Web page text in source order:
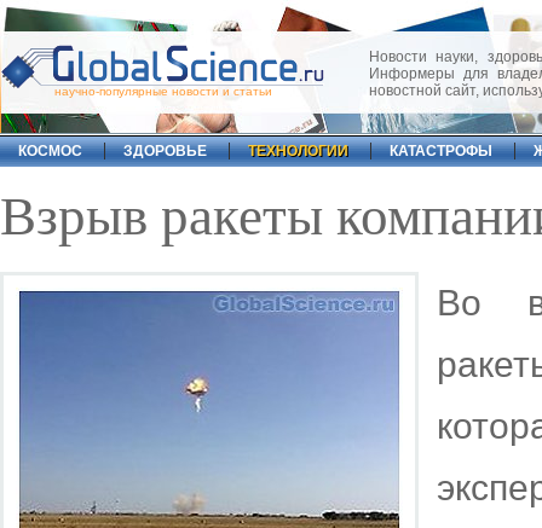
научно-популярные новости и статьи
Новости науки,
Информеры для
новостной сайт,
КОСМОС ЗДОРОВЬЕ ТЕХНОЛОГИИ КАТАСТРОФЫ
Взрыв ракеты
Во